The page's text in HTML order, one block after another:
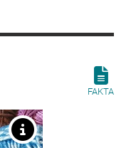
FAKTA